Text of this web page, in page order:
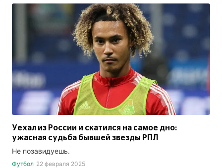
Уехал из России и скатился на самое дно:
ужасная судьба бывшей звезды РПЛ
Не позавидуешь.
Футбол 22 февраля 2025